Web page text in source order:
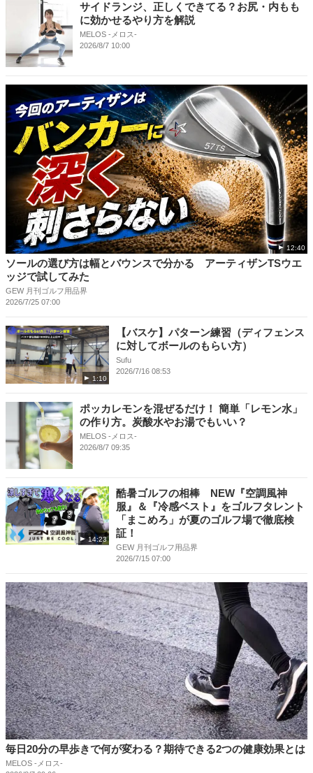
サイドランジ、正しくできてる？お尻・内もも
に効かせるやり方を解説
MELOS -メロス-
2026/8/7 10:00
12:40
ソールの選び方は幅とバウンスで分かる アーティザンTSウエ
ッジで試してみた
GEW 月刊ゴルフ用品界
2026/7/25 07:00
1:10
【バスケ】パターン練習（ディフェンス
に対してボールのもらい方）
Sufu
2026/7/16 08:53
ポッカレモンを混ぜるだけ！ 簡単「レモン水」
の作り方。炭酸水やお湯でもいい？
MELOS -メロス-
2026/8/7 09:35
14:23
酷暑ゴルフの相棒 NEW『空調風神
服』＆『冷感ベスト』をゴルフタレント
「まこめろ」が夏のゴルフ場で徹底検
証！
GEW 月刊ゴルフ用品界
2026/7/15 07:00
毎日20分の早歩きで何が変わる？期待できる2つの健康効果とは
MELOS -メロス-